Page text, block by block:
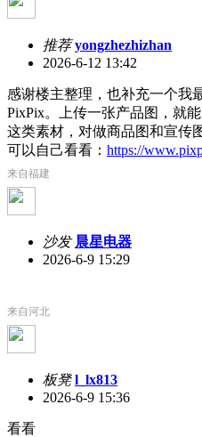
推荐yongzhezhizhan
2026-6-12 13:42
感谢楼主整理，也补充一个我
PixPix。上传一张产品图，就
这类素材，对做商品图和宣传
可以自己看看： https://
来自福建
沙发 晨星电器
2026-6-9 15:29
来自河北
板凳 l_lx813
2026-6-9 15:36
看看